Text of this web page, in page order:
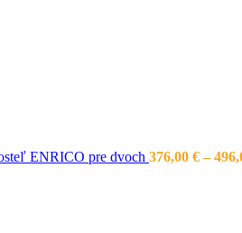
ENRICO pre dvoch 376,00 € –